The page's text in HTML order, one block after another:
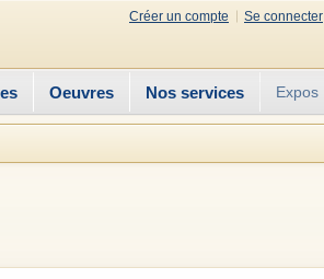
Créer un compte Se connecter
Oeuvres Nos services Expos